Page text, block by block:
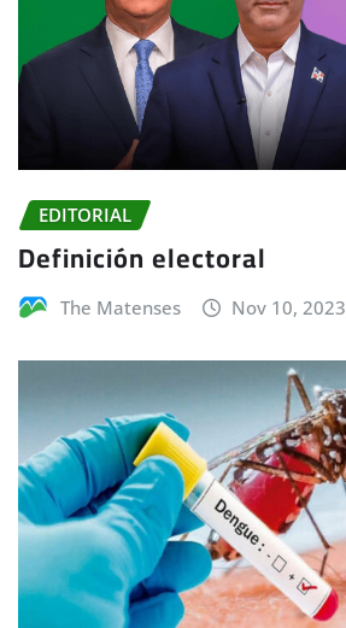
EDITORIAL
Definición electoral
The Matenses Nov 10, 2023